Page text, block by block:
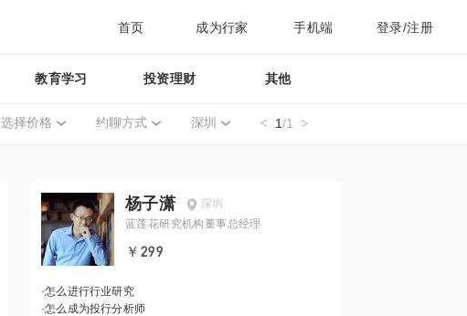
首页 成为行家 手机端 登录/注册
教育学习 投资理财 其他
选择价格 约聊方式 深圳 1/1
杨子潇
深圳
蓝莲花研究机构董事总经理
￥299
·怎么进行行业研究
·怎么成为投行分析师